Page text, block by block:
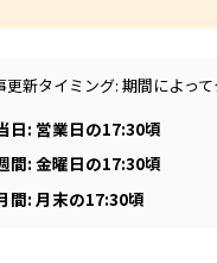
更新タイミング: 期間によって
日: 営業日の17:30頃
間: 金曜日の17:30頃
間: 月末の17:30頃